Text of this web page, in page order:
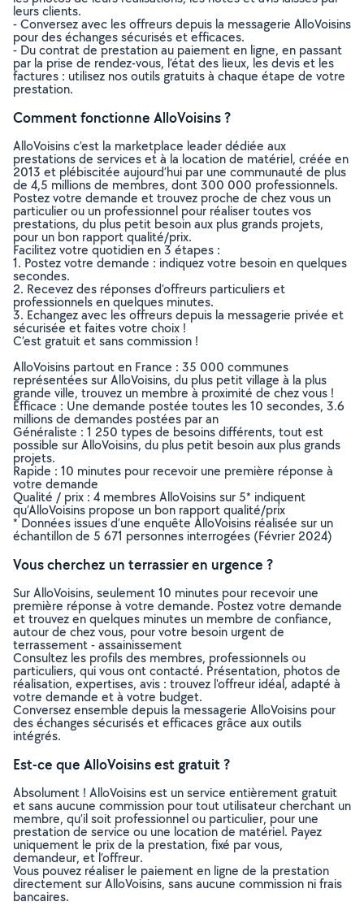
leurs clients.
- Conversez avec les offreurs depuis la messagerie AlloVoisins
pour des échanges sécurisés et efficaces.
- Du contrat de prestation au paiement en ligne, en passant
par la prise de rendez-vous, l’état des lieux, les devis et les
factures : utilisez nos outils gratuits à chaque étape de votre
prestation.
Comment fonctionne AlloVoisins ?
AlloVoisins c’est la marketplace leader dédiée aux
prestations de services et à la location de matériel, créée en
2013 et plébiscitée aujourd’hui par une communauté de plus
de 4,5 millions de membres, dont 300 000 professionnels.
Postez votre demande et trouvez proche de chez vous un
particulier ou un professionnel pour réaliser toutes vos
prestations, du plus petit besoin aux plus grands projets,
pour un bon rapport qualité/prix.
Facilitez votre quotidien en 3 étapes :
1. Postez votre demande : indiquez votre besoin en quelques
secondes.
2. Recevez des réponses d’offreurs particuliers et
professionnels en quelques minutes.
3. Echangez avec les offreurs depuis la messagerie privée et
sécurisée et faites votre choix !
C’est gratuit et sans commission !
AlloVoisins partout en France : 35 000 communes
représentées sur AlloVoisins, du plus petit village à la plus
grande ville, trouvez un membre à proximité de chez vous !
Efficace : Une demande postée toutes les 10 secondes, 3.6
millions de demandes postées par an
Généraliste : 1 250 types de besoins différents, tout est
possible sur AlloVoisins, du plus petit besoin aux plus grands
projets.
Rapide : 10 minutes pour recevoir une première réponse à
votre demande
Qualité / prix : 4 membres AlloVoisins sur 5* indiquent
qu’AlloVoisins propose un bon rapport qualité/prix
* Données issues d’une enquête AlloVoisins réalisée sur un
échantillon de 5 671 personnes interrogées (Février 2024)
Vous cherchez un terrassier en urgence ?
Sur AlloVoisins, seulement 10 minutes pour recevoir une
première réponse à votre demande. Postez votre demande
et trouvez en quelques minutes un membre de confiance,
autour de chez vous, pour votre besoin urgent de
terrassement - assainissement
Consultez les profils des membres, professionnels ou
particuliers, qui vous ont contacté. Présentation, photos de
réalisation, expertises, avis : trouvez l'offreur idéal, adapté à
votre demande et à votre budget.
Conversez ensemble depuis la messagerie AlloVoisins pour
des échanges sécurisés et efficaces grâce aux outils
intégrés.
Est-ce que AlloVoisins est gratuit ?
Absolument ! AlloVoisins est un service entièrement gratuit
et sans aucune commission pour tout utilisateur cherchant un
membre, qu’il soit professionnel ou particulier, pour une
prestation de service ou une location de matériel. Payez
uniquement le prix de la prestation, fixé par vous,
demandeur, et l’offreur.
Vous pouvez réaliser le paiement en ligne de la prestation
directement sur AlloVoisins, sans aucune commission ni frais
bancaires.